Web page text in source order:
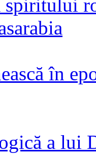
în
a lui